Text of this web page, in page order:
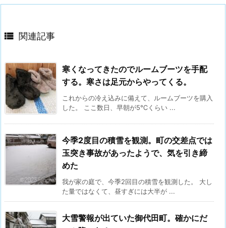
 関連記事
寒くなってきたのでルームブーツを手配
する。寒さは足元からやってくる。
これからの冷え込みに備えて、ルームブーツを購入
した。 ここ数日、早朝が5℃くらい ...
今季2度目の積雪を観測。町の交差点では
玉突き事故があったようで、気を引き締
めた
我が家の庭で、今季2回目の積雪を観測した。 大し
た量ではなくて、昼すぎには大半が ...
大雪警報が出ていた御代田町。確かにだ